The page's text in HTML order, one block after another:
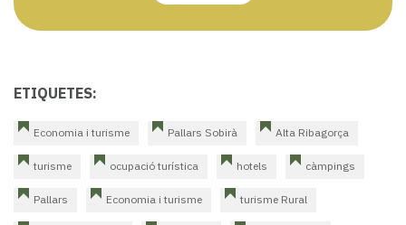
ETIQUETES:
Economia i turisme Pallars Sobirà Alta Ribagorça
turisme ocupació turística hotels càmpings
Pallars Economia i turisme turisme Rural